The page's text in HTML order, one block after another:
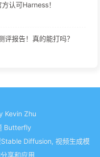
认可Harness！
报告！真的能打吗？
Kevin Zhu
Butterfly
Diffusion, 视频生成模
享和应用